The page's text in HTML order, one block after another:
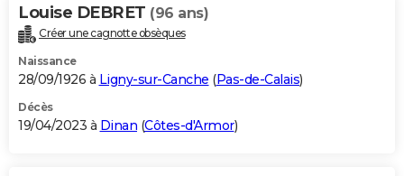
Louise DEBRET (96 ans)
Créer une cagnotte obsèques
Naissance
28/09/1926 à Ligny-sur-Canche (Pas-de-Calais)
Décès
19/04/2023 à Dinan (Côtes-d'Armor)